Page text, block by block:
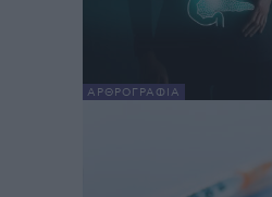
ΑΡΘΡΟΓΡΑΦΊΑ